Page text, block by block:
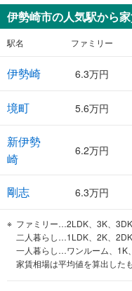
伊勢崎市の人気駅から
駅名 ファミリー
伊勢崎 6.3万円
境町 5.6万円
新伊勢
崎
6.2万円
剛志 6.3万円
ファミリー…2LDK、3K、
二人暮らし…1LDK、2K、
一人暮らし…ワンルーム、1K
家賃相場は平均値を算出した